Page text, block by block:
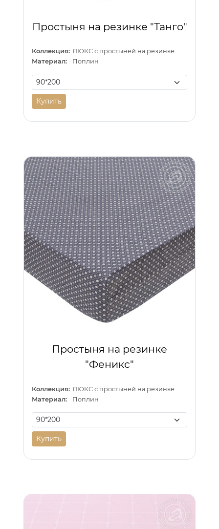
Простыня на резинке "Танго"
Коллекция: ЛЮКС с простыней на резинке
Материал:
Поплин
Купить
Простыня на резинке
"Феникс"
Коллекция: ЛЮКС с простыней на резинке
Материал:
Поплин
Купить